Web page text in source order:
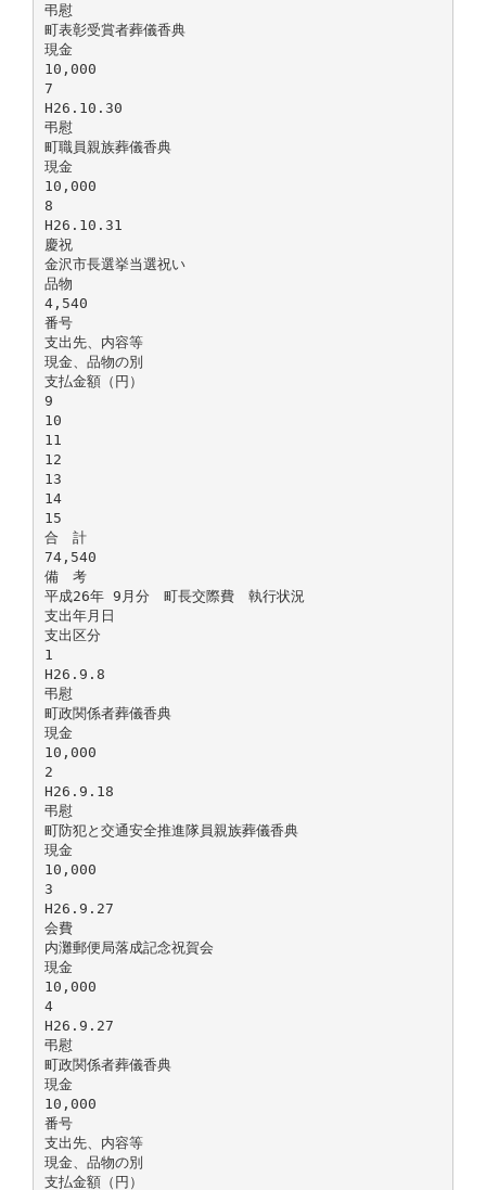
弔慰
町表彰受賞者葬儀香典
現金
10,000
7
H26.10.30
弔慰
町職員親族葬儀香典
現金
10,000
8
H26.10.31
慶祝
金沢市長選挙当選祝い
品物
4,540
番号
支出先、内容等
現金、品物の別
支払金額（円）
9
10
11
12
13
14
15
合 計
74,540
備 考
平成26年 9月分 町長交際費 執行状況
支出年月日
支出区分
1
H26.9.8
弔慰
町政関係者葬儀香典
現金
10,000
2
H26.9.18
弔慰
町防犯と交通安全推進隊員親族葬儀香典
現金
10,000
3
H26.9.27
会費
内灘郵便局落成記念祝賀会
現金
10,000
4
H26.9.27
弔慰
町政関係者葬儀香典
現金
10,000
番号
支出先、内容等
現金、品物の別
支払金額（円）